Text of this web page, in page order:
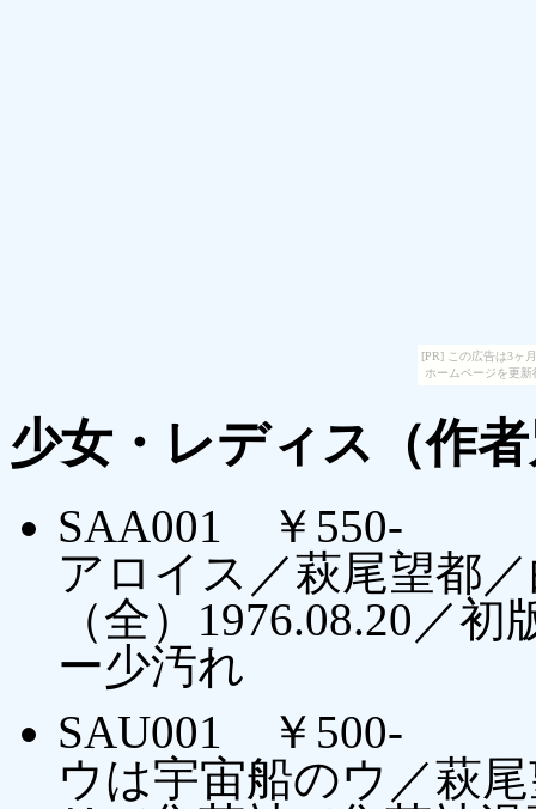
[PR] この広告は3ヶ
ホームページを更
少女・レディス（作
SAA001 ￥550-
アロイス／萩尾望都
（全）1976.08.20／
ー少汚れ
SAU001 ￥500-
ウは宇宙船のウ／萩